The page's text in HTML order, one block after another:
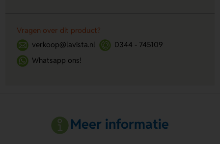
Vragen over dit product?
verkoop@lavista.nl
0344 - 745109
Whatsapp ons!
Meer informatie